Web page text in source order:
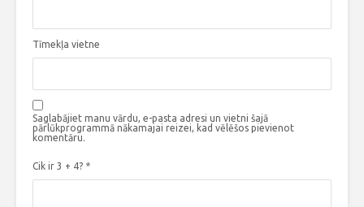
Tīmekļa vietne
Saglabājiet manu vārdu, e-pasta adresi un vietni šajā
pārlūkprogrammā nākamajai reizei, kad vēlēšos pievienot
komentāru.
Cik ir 3 + 4? *